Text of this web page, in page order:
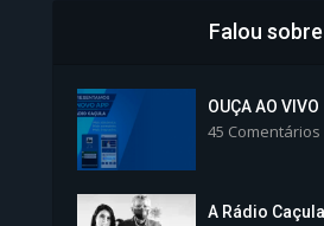
Colégios da
Falou sobre
OUÇA AO VIVO
45 Comentários
A Rádio